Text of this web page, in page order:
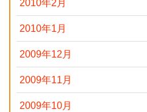
2010年2月
2010年1月
2009年12月
2009年11月
2009年10月